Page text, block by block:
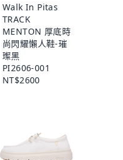
Walk In Pitas
TRACK
MENTON 厚底時
尚閃耀懶人鞋-璀
璨黑
PI2606-001
NT$2600